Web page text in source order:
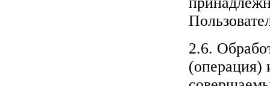
2.6.
(операция)